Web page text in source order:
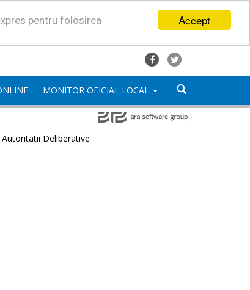
Accept
pentru folosirea
MONITOR OFICIAL LOCAL
Deliberative